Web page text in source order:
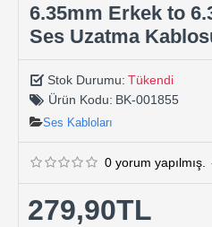
6.35mm Erkek to
Ses Uzatma
Stok Durumu: Tükendi
Ürün Kodu: BK-001855
Ses Kabloları
0 yorum yapılmış.
279,90TL